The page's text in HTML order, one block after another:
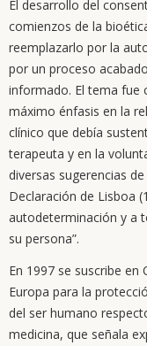
El desarrollo del
comienzos de la
reemplazarlo por la
por un proceso
informado. El tema fue
máximo énfasis en la
clínico que debía
terapeuta y en la
diversas sugerencias
Declaración de Lisboa
autodeterminación y a
su persona”.
En 1997 se suscribe en
Europa para la
del ser humano
medicina, que señala